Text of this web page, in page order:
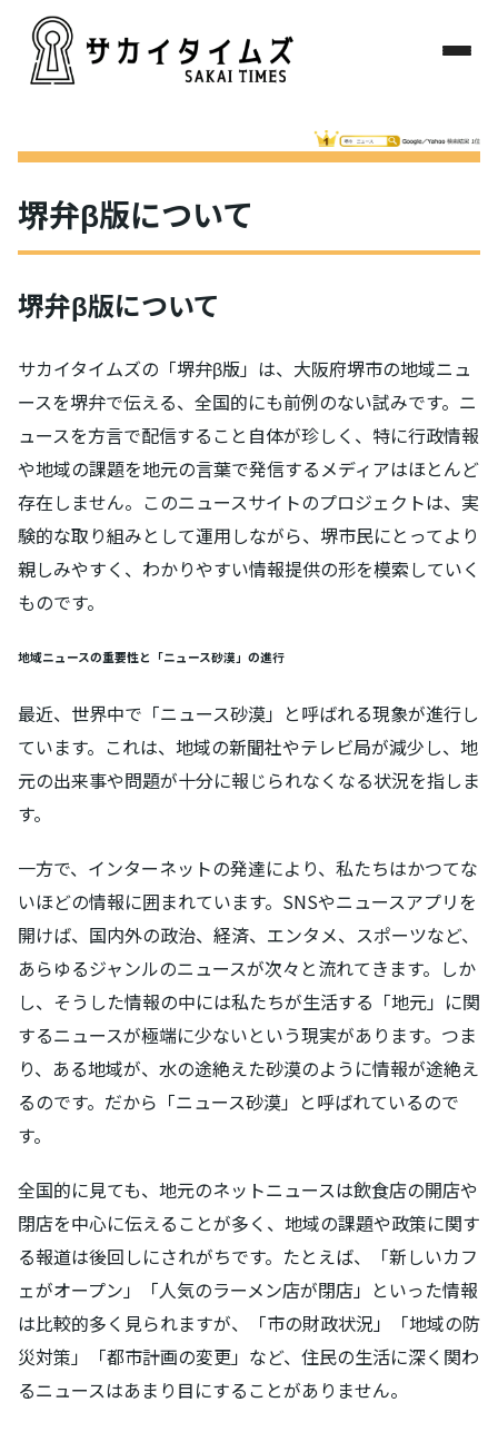
堺弁β版について
堺弁β版について
サカイタイムズの「堺弁β版」は、大阪府堺市の地域ニュ
ースを堺弁で伝える、全国的にも前例のない試みです。ニ
ュースを方言で配信すること自体が珍しく、特に行政情報
や地域の課題を地元の言葉で発信するメディアはほとんど
存在しません。このニュースサイトのプロジェクトは、実
験的な取り組みとして運用しながら、堺市民にとってより
親しみやすく、わかりやすい情報提供の形を模索していく
ものです。
地域ニュースの重要性と「ニュース砂漠」の進行
最近、世界中で「ニュース砂漠」と呼ばれる現象が進行し
ています。これは、地域の新聞社やテレビ局が減少し、地
元の出来事や問題が十分に報じられなくなる状況を指しま
す。
一方で、インターネットの発達により、私たちはかつてな
いほどの情報に囲まれています。SNSやニュースアプリを
開けば、国内外の政治、経済、エンタメ、スポーツなど、
あらゆるジャンルのニュースが次々と流れてきます。しか
し、そうした情報の中には私たちが生活する「地元」に関
するニュースが極端に少ないという現実があります。つま
り、ある地域が、水の途絶えた砂漠のように情報が途絶え
るのです。だから「ニュース砂漠」と呼ばれているので
す。
全国的に見ても、地元のネットニュースは飲食店の開店や
閉店を中心に伝えることが多く、地域の課題や政策に関す
る報道は後回しにされがちです。たとえば、「新しいカフ
ェがオープン」「人気のラーメン店が閉店」といった情報
は比較的多く見られますが、「市の財政状況」「地域の防
災対策」「都市計画の変更」など、住民の生活に深く関わ
るニュースはあまり目にすることがありません。